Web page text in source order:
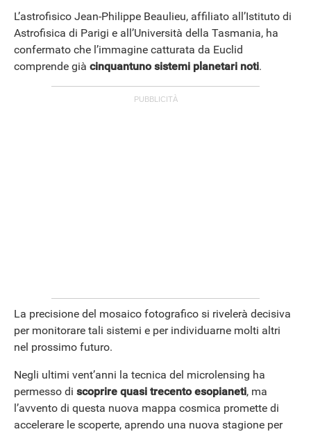
L’astrofisico Jean-Philippe Beaulieu, affiliato all’Istituto di
Astrofisica di Parigi e all’Università della Tasmania, ha
confermato che l’immagine catturata da Euclid
comprende già cinquantuno sistemi planetari noti.
La precisione del mosaico fotografico si rivelerà decisiva
per monitorare tali sistemi e per individuarne molti altri
nel prossimo futuro.
Negli ultimi vent’anni la tecnica del microlensing ha
permesso di scoprire quasi trecento esopianeti, ma
l’avvento di questa nuova mappa cosmica promette di
accelerare le scoperte, aprendo una nuova stagione per